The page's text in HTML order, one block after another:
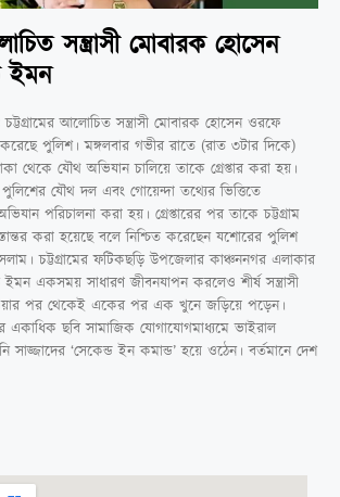
সন্ত্রাসী মোবারক হোসেন
ইমন
চট্টগ্রামের আলোচিত সন্ত্রাসী মোবারক হোসেন ওরফে
পুলিশ। মঙ্গলবার গভীর রাতে (রাত ৩টার দিকে)
থেকে যৌথ অভিযান চালিয়ে তাকে গ্রেপ্তার করা হয়।
যৌথ দল এবং গোয়েন্দা তথ্যের ভিত্তিতে
পরিচালনা করা হয়। গ্রেপ্তারের পর তাকে চট্টগ্রাম
করা হয়েছে বলে নিশ্চিত করেছেন যশোরের পুলিশ
চট্টগ্রামের ফটিকছড়ি উপজেলার কাঞ্চননগর এলাকার
একসময় সাধারণ জীবনযাপন করলেও শীর্ষ সন্ত্রাসী
পর থেকেই একের পর এক খুনে জড়িয়ে পড়েন।
একাধিক ছবি সামাজিক যোগাযোগমাধ্যমে ভাইরাল
সাজ্জাদের ‘সেকেন্ড ইন কমান্ড’ হয়ে ওঠেন। বর্তমানে দেশ